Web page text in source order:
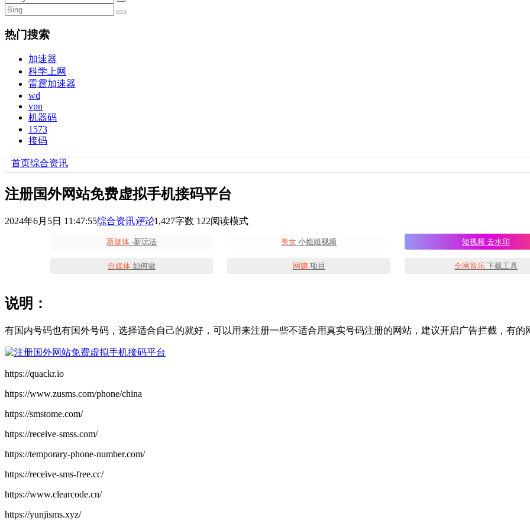
热门搜索
加速器
科学上网
雷霆加速器
wd
vpn
机器码
1573
接码
首页综合资讯
注册国外网站免费虚拟手机接码平台
2024年6月5日 11:47:55综合资讯评论1,427字数 122阅读模式
新媒体 -新玩法 美女 小姐姐视频 短视频 去水印
自媒体 如何做 网赚项目 全网音乐 下载工具
说明：
有国内号码也有国外号码，选择适合自己的就好，可以用来注册一些不适合用真实号码注册的网站，建议开启广告拦截，有的
https://quackr.io
https://www.zusms.com/phone/china
https://smstome.com/
https://receive-smss.com/
https://temporary-phone-number.com/
https://receive-sms-free.cc/
https://www.clearcode.cn/
https://yunjisms.xyz/